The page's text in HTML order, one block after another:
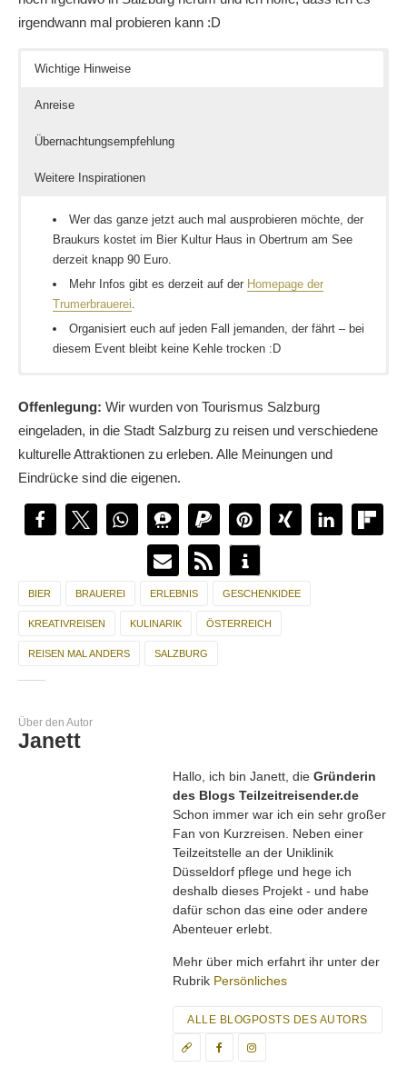
irgendwann mal probieren kann :D
Wichtige Hinweise
Anreise
Übernachtungsempfehlung
Weitere Inspirationen
Wer das ganze jetzt auch mal ausprobieren möchte, der
Braukurs kostet im Bier Kultur Haus in Obertrum am See
derzeit knapp 90 Euro.
Mehr Infos gibt es derzeit auf der Homepage der
Trumerbrauerei
Organisiert euch auf jeden Fall jemanden, der fährt – bei
diesem Event bleibt keine Kehle trocken :D
mit Auto möglich.
empfehlen kann. Etwas außerhalb, stylisch und mit einem guten
erleben.
Offenlegung: Wir wurden von Tourismus Salzburg
eingeladen, in die Stadt Salzburg zu reisen und verschiedene
kulturelle Attraktionen zu erleben. Alle Meinungen und
Eindrücke sind die eigenen.
BIER BRAUEREI ERLEBNIS GESCHENKIDEE
KREATIVREISEN KULINARIK ÖSTERREICH
REISEN MAL ANDERS SALZBURG
Über den Autor
Janett
Hallo, ich bin Janett, die Gründerin
des Blogs Teilzeitreisender.de
Schon immer war ich ein sehr großer
Fan von Kurzreisen. Neben einer
Teilzeitstelle an der Uniklinik
Düsseldorf pflege und hege ich
deshalb dieses Projekt - und habe
dafür schon das eine oder andere
Abenteuer erlebt.
Mehr über mich erfahrt ihr unter der
Rubrik Persönliches
ALLE BLOGPOSTS DES AUTORS